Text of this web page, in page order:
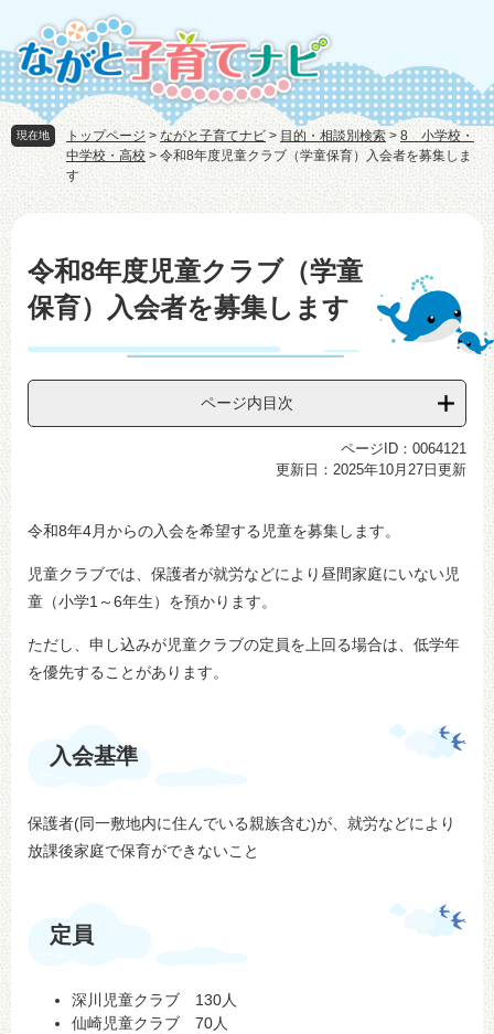
ジ
の
先
頭
で
す。
ュ
ー
を
飛
ば
し
て
本
文
へ
現在地 トップページ >ながと子育てナビ >目的・相談別検索>8 小学校・
中学校・高校 > 令和8年度児童クラブ（学童保育）入会者を募集しま
す
令和8年度児童クラブ（学童
保育）入会者を募集します
ページ内目次
ページID：0064121
更新日：2025年10月27日更新
令和8年4月からの入会を希望する児童を募集します。
児童クラブでは、保護者が就労などにより昼間家庭にいない児
童（小学1～6年生）を預かります。
ただし、申し込みが児童クラブの定員を上回る場合は、低学年
を優先することがあります。
入会基準
保護者(同一敷地内に住んでいる親族含む)が、就労などにより
放課後家庭で保育ができないこと
定員
深川児童クラブ 130人
仙崎児童クラブ 70人